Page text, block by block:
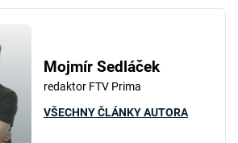
Mojmír Sedláček
redaktor FTV Prima
VŠECHNY ČLÁNKY AUTORA